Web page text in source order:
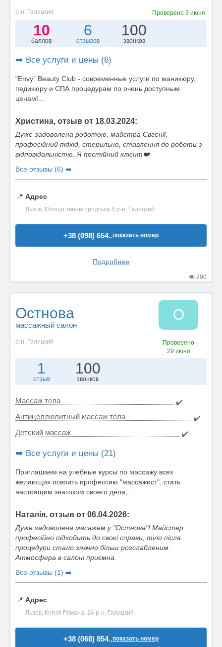
р-н. Галицкий Проверено 3 июня
10
баллов
6
отзывов
100
звонков
➡️ Все услуги и цены (6)
"Envy" Beauty Club - современные услуги по маникюру,
педикюру и СПА процедурам по очень доступным
ценам!...
Христина, отзыв от 18.03.2024:
Дуже задоволена роботою, майстра Євгенії,
професійний підхід, стерильно, ставлення до роботи з
відповідальністю. Я постійний клієнт❤️
Все отзывы (6) ➡️
📍 Адрес
Львов, Площа звенигородська 5 р-н. Галицкий
+38 (098) 654..показать номер
Подробнее
290
Остнова
массажный салон
О
р-н. Галицкий
Проверено
29 июня
1
отзыв
100
звонков
Массаж тела
✔️
Антицеллюлитный массаж тела
✔️
Детский массаж
✔️
➡️ Все услуги и цены (21)
Приглашаем на учебные курсы по массажу всех
желающих освоить профессию "массажист", стать
настоящим знатоком своего дела,...
Наталія, отзыв от 06.04.2026:
Дуже задоволена масажем у "Остнова"! Майстер
професійно підходить до своєї справи, тіло після
процедури стало значно більш розслабленим.
Атмосфера в салоні приємна.
Все отзывы (1) ➡️
📍 Адрес
Львов, Князя Романа, 24 р-н. Галицкий
+38 (068) 854..показать номер